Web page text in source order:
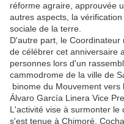
réforme agraire, approuvée
autres aspects, la
sociale de la terre.
D'autre part, le
de célébrer cet anniversaire
personnes lors d'un
cammodrome de la ville de
binome du Mouvement
Álvaro García Linera Vice
L'activité vise à surmonter le
s'est tenue à Chimoré,